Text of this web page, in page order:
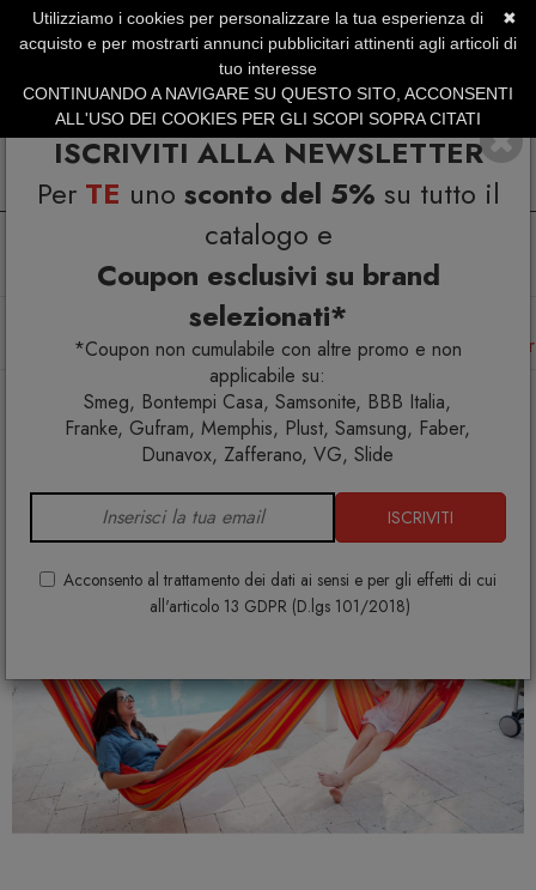
ISCRIVITI ALLA NEWSLETTER
Per TE uno sconto del 5% su tutto il
catalogo e
Coupon esclusivi su brand
selezionati*
*Coupon non cumulabile con altre promo e non
applicabile su:
Smeg, Bontempi Casa, Samsonite, BBB Italia,
Franke, Gufram, Memphis, Plust, Samsung, Faber,
Dunavox, Zafferano, VG, Slide
ISCRIVITI
Acconsento al trattamento dei dati ai sensi e per gli effetti di cui
all'articolo 13 GDPR (D.lgs 101/2018)
SERVIZIO CLIENTI +39.0773.470.562
SUMMER SALES | Fino al 31 Agosto
Arredo esterno
La Siesta Domingo Toucan Poltrona sospesa Kingsize outdoor
✖
Utilizziamo i cookies per personalizzare la tua esperienza di
acquisto e per mostrarti annunci pubblicitari attinenti agli articoli di
tuo interesse
CONTINUANDO A NAVIGARE SU QUESTO SITO, ACCONSENTI
ALL'USO DEI COOKIES PER GLI SCOPI SOPRA CITATI